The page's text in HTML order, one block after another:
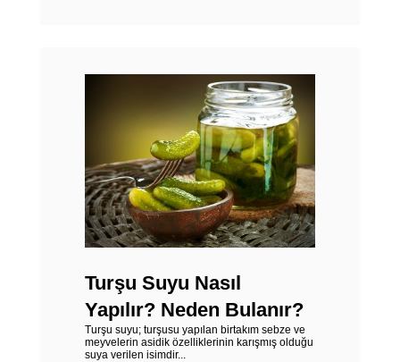
Turşu Suyu Nasıl
Yapılır? Neden Bulanır?
Turşu suyu; turşusu yapılan birtakım sebze ve
meyvelerin asidik özelliklerinin karışmış olduğu
suya verilen isimdir...